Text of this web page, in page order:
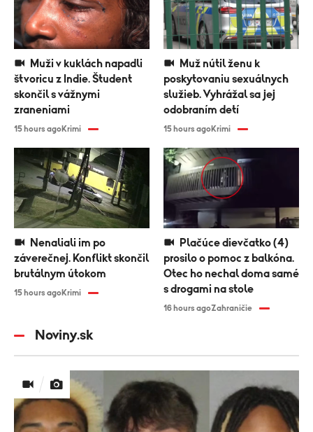
štvoricu z Indie. Študent
skončil s vážnymi
zraneniami
15 hours agoKrimi
poskytovaniu sexuálnych
služieb. Vyhrážal sa jej
odobraním detí
15 hours agoKrimi
záverečnej. Konflikt skončil
brutálnym útokom
15 hours agoKrimi
prosilo o pomoc z balkóna.
Otec ho nechal doma samé
s drogami na stole
16 hours agoZahraničie
Noviny.sk